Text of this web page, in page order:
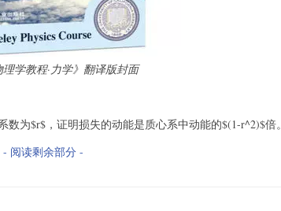
理学教程·力学》翻译版封面
为$r$，证明损失的动能是质心系中动能的$(1-r^2)$倍。
- 阅读剩余部分 -